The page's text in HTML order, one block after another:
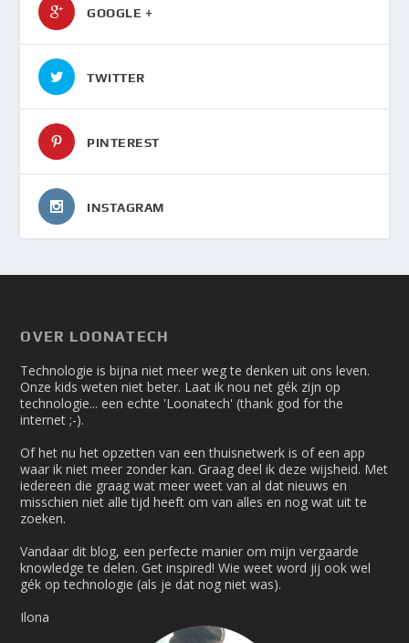
GOOGLE +
TWITTER
PINTEREST
INSTAGRAM
OVER LOONATECH
Technologie is bijna niet meer weg te denken uit ons leven.
Onze kids weten niet beter. Laat ik nou net gék zijn op
technologie... een echte 'Loonatech' (thank god for the
internet ;-).
Of het nu het opzetten van een thuisnetwerk is of een app
waar ik niet meer zonder kan. Graag deel ik deze wijsheid. Met
iedereen die graag wat meer weet van al dat nieuws en
misschien niet alle tijd heeft om van alles en nog wat uit te
zoeken.
Vandaar dit blog, een perfecte manier om mijn vergaarde
knowledge te delen. Get inspired! Wie weet word jij ook wel
gék op technologie (als je dat nog niet was).
Ilona